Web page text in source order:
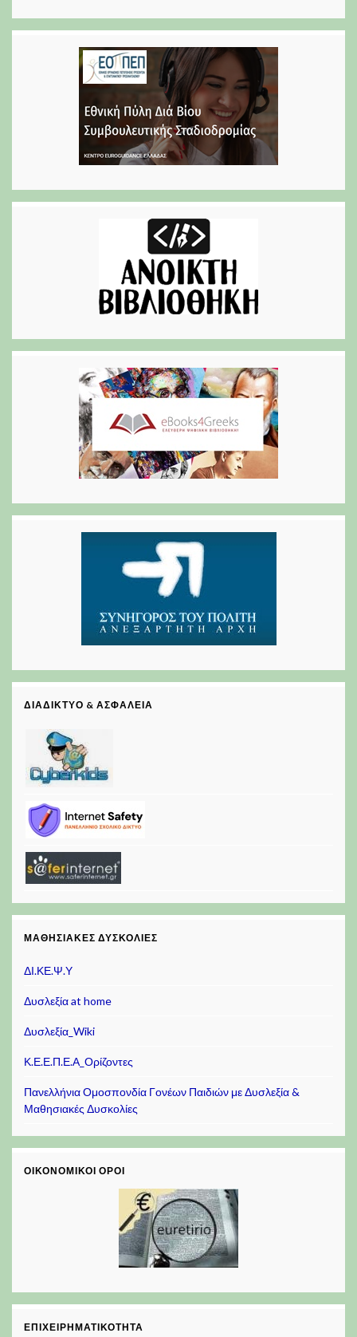
ΔΙΑΔΊΚΤΥΟ & ΑΣΦΆΛΕΙΑ
ΜΑΘΗΣΙΑΚΈΣ ΔΥΣΚΟΛΊΕΣ
ΔΙ.ΚΕ.Ψ.Υ
Δυσλεξία at home
Δυσλεξία_Wiki
Κ.Ε.Ε.Π.Ε.Α_Ορίζοντες
Πανελλήνια Ομοσπονδία Γονέων Παιδιών με Δυσλεξία &
Μαθησιακές Δυσκολίες
ΟΙΚΟΝΟΜΙΚΟΊ ΌΡΟΙ
ΕΠΙΧΕΙΡΗΜΑΤΙΚΌΤΗΤΑ